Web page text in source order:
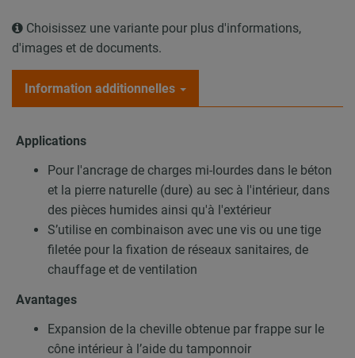
Choisissez une variante pour plus d'informations,
d'images et de documents.
Information additionnelles
Applications
Pour l'ancrage de charges mi-lourdes dans le béton
et la pierre naturelle (dure) au sec à l'intérieur, dans
des pièces humides ainsi qu'à l'extérieur
S’utilise en combinaison avec une vis ou une tige
filetée pour la fixation de réseaux sanitaires, de
chauffage et de ventilation
Avantages
Expansion de la cheville obtenue par frappe sur le
cône intérieur à l’aide du tamponnoir